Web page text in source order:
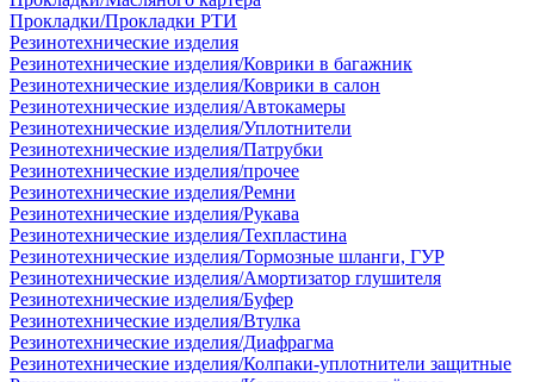
Прокладки/Прокладки РТИ
Резинотехнические изделия
Резинотехнические изделия/Коврики в багажник
Резинотехнические изделия/Коврики в салон
Резинотехнические изделия/Автокамеры
Резинотехнические изделия/Уплотнители
Резинотехнические изделия/Патрубки
Резинотехнические изделия/прочее
Резинотехнические изделия/Ремни
Резинотехнические изделия/Рукава
Резинотехнические изделия/Техпластина
Резинотехнические изделия/Тормозные шланги, ГУР
Резинотехнические изделия/Амортизатор глушителя
Резинотехнические изделия/Буфер
Резинотехнические изделия/Втулка
Резинотехнические изделия/Диафрагма
Резинотехнические изделия/Колпаки-уплотнители защитные